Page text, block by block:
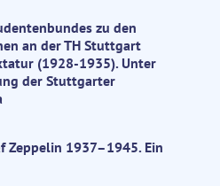
zu den
an der TH Stuttgart
(1928-1935). Unter
der Stuttgarter
Zeppelin 1937–1945. Ein